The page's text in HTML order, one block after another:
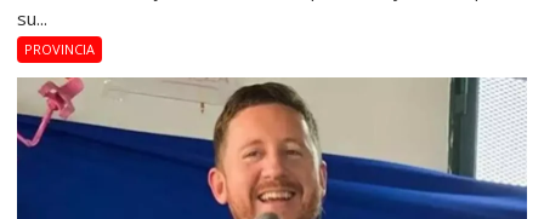
su...
PROVINCIA